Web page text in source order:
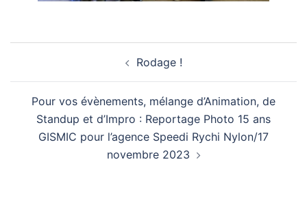
Rodage !
Pour vos évènements, mélange d’Animation, de
Standup et d’Impro : Reportage Photo 15 ans
GISMIC pour l’agence Speedi Rychi Nylon/17
novembre 2023